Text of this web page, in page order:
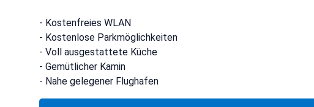
- Kostenfreies WLAN
- Kostenlose Parkmöglichkeiten
- Voll ausgestattete Küche
- Gemütlicher Kamin
- Nahe gelegener Flughafen